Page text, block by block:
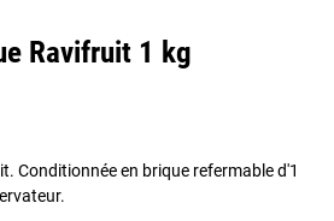
Ravifruit 1 kg
Conditionnée en brique refermable d'1